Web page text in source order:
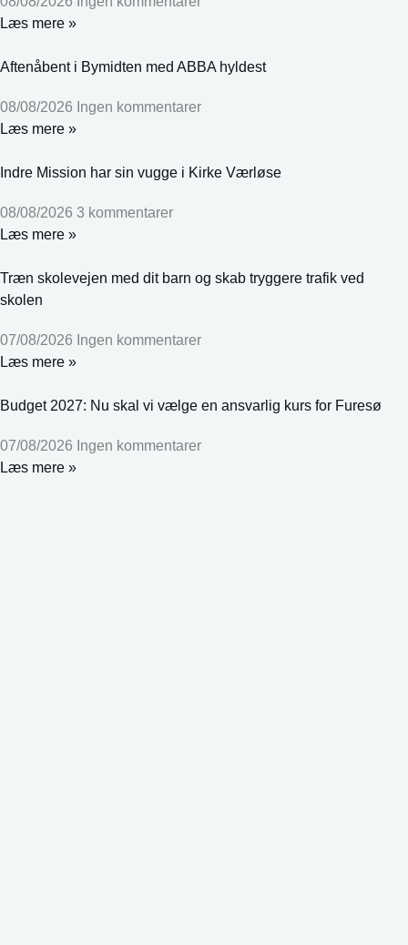
Læs mere »
Aftenåbent i Bymidten med ABBA hyldest
08/08/2026 Ingen kommentarer
Læs mere »
Indre Mission har sin vugge i Kirke Værløse
08/08/2026 3 kommentarer
Læs mere »
Træn skolevejen med dit barn og skab tryggere trafik ved
skolen
07/08/2026 Ingen kommentarer
Læs mere »
Budget 2027: Nu skal vi vælge en ansvarlig kurs for Furesø
07/08/2026 Ingen kommentarer
Læs mere »